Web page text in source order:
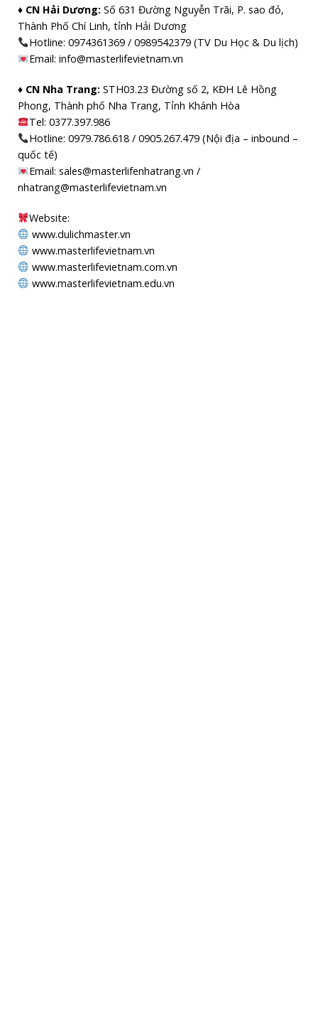
♦ CN Hải Dương: Số 631 Đường Nguyễn Trãi, P. sao đỏ,
Thành Phố Chí Linh, tỉnh Hải Dương
Hotline: 0974361369 / 0989542379 (TV Du Học & Du lịch)
Email: info@masterlifevietnam.vn
♦ CN Nha Trang: STH03.23 Đường số 2, KĐH Lê Hồng
Phong, Thành phố Nha Trang, Tỉnh Khánh Hòa
Tel: 0377.397.986
Hotline: 0979.786.618 / 0905.267.479 (Nội địa – inbound –
quốc tế)
Email: sales@masterlifenhatrang.vn /
nhatrang@masterlifevietnam.vn
Website:
www.dulichmaster.vn
www.masterlifevietnam.vn
www.masterlifevietnam.com.vn
www.masterlifevietnam.edu.vn